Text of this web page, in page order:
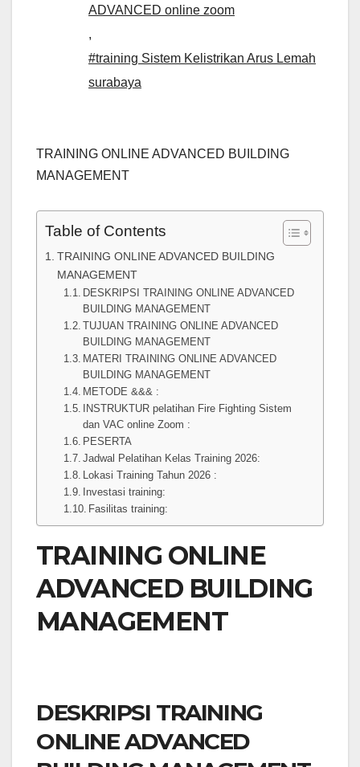
ADVANCED online zoom
,
#training Sistem Kelistrikan Arus Lemah
surabaya
TRAINING ONLINE ADVANCED BUILDING
MANAGEMENT
Table of Contents
TRAINING ONLINE ADVANCED BUILDING
MANAGEMENT
DESKRIPSI TRAINING ONLINE ADVANCED
BUILDING MANAGEMENT
TUJUAN TRAINING ONLINE ADVANCED
BUILDING MANAGEMENT
MATERI TRAINING ONLINE ADVANCED
BUILDING MANAGEMENT
METODE &&& :
INSTRUKTUR pelatihan Fire Fighting Sistem
dan VAC online Zoom :
PESERTA
Jadwal Pelatihan Kelas Training 2026:
Lokasi Training Tahun 2026 :
Investasi training:
Fasilitas training:
TRAINING ONLINE
ADVANCED BUILDING
MANAGEMENT
DESKRIPSI TRAINING
ONLINE ADVANCED